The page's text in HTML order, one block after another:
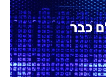
כבר